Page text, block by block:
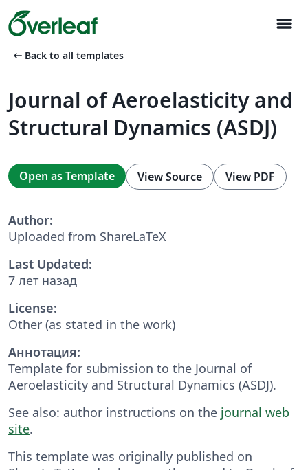
menu
arrow_left_alt Back to all templates
Journal of Aeroelasticity and
Structural Dynamics (ASDJ)
Open as Template View Source View PDF
Author:
Uploaded from ShareLaTeX
Last Updated:
7 лет назад
License:
Other (as stated in the work)
Аннотация:
Template for submission to the Journal of
Aeroelasticity and Structural Dynamics (ASDJ).
See also: author instructions on the journal web
site.
This template was originally published on